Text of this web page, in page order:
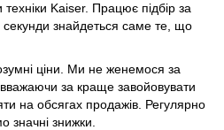
техніки Kaiser. Працює підбір за
секунди знайдеться саме те, що
ціни. Ми не женемося за
за краще завойовувати
на обсягах продажів. Регулярно
значні знижки.